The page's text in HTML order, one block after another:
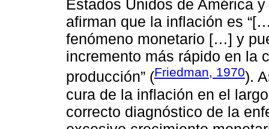
Estados Unidos de América
afirman que la inflación es
fenómeno monetario […] y
incremento más rápido en la
producción” (Friedman, 1970).
cura de la inflación en el
correcto diagnóstico de la